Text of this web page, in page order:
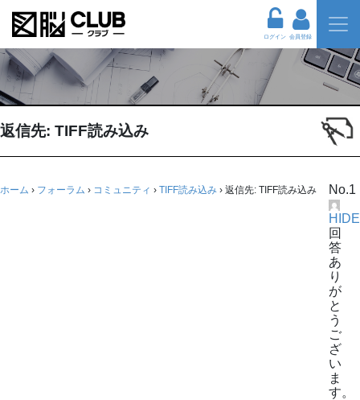
ログイン 会員登録
返信先: TIFF読み込み
ホーム › フォーラム › コミュニティ › TIFF読み込み › 返信先: TIFF読み込み No.1
HIDE
回
答
あ
り
が
と
う
ご
ざ
い
ま
す。